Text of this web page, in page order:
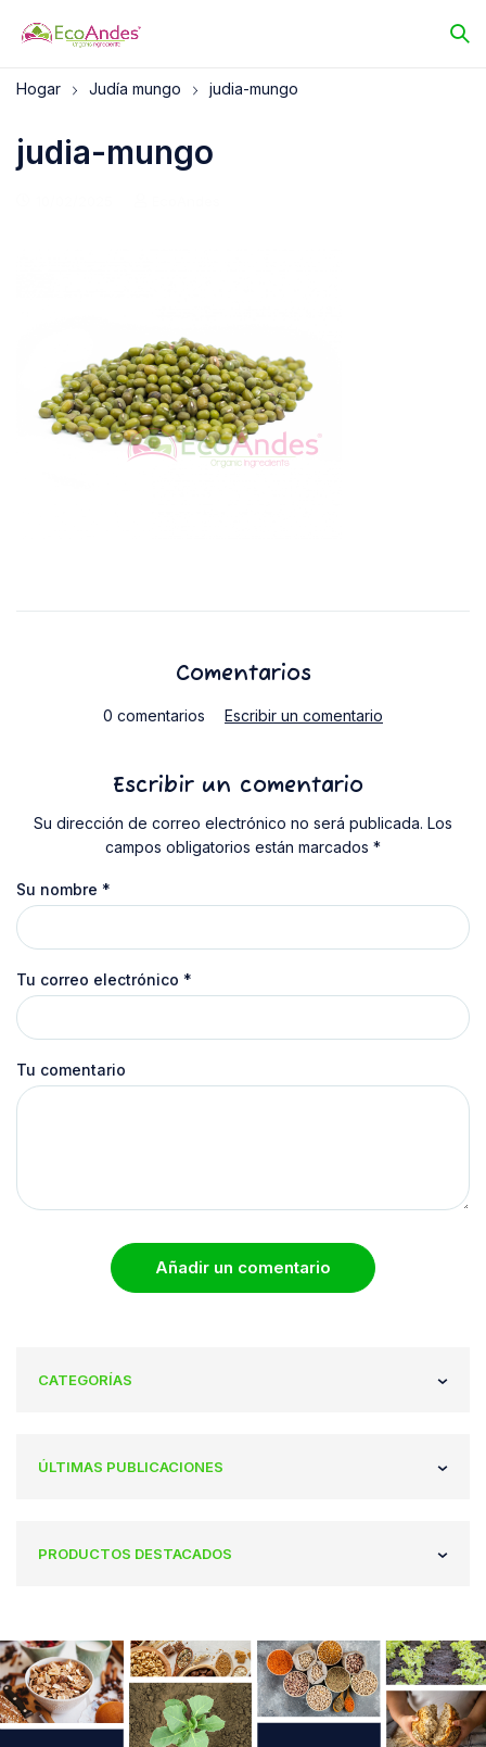
Hogar Judía mungo judia-mungo
judia-mungo
Comentarios
0 comentarios Escribir un comentario
Escribir un comentario
Su dirección de correo electrónico no será publicada. Los
campos obligatorios están marcados *
Su nombre *
Tu correo electrónico *
Tu comentario
Añadir un comentario
CATEGORÍAS
ÚLTIMAS PUBLICACIONES
PRODUCTOS DESTACADOS